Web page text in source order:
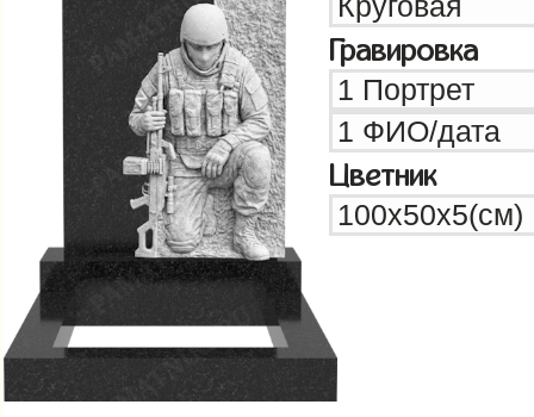
Гравировка
Цветник